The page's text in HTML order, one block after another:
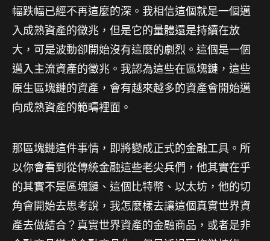
幅跌幅已經不再這麼的深。我相信這個就是一個邁
入成熟資產的徵兆，但是它的量體還是持續在放
大，可是波動卻開始沒有這麼的劇烈。這個是一個
邁入主流資產的徵兆。我認為這些在區塊鏈，這些
原生區塊鏈的資產，會有越來越多的資產會開始邁
向成熟資產的範疇裡面。
那區塊鏈這件事情，即將變成正式的金融工具。所
以你會看到從傳統金融這些老尖兵們，他其實在乎
的其實不是區塊鏈、這個比特幣、以太坊，他的切
角會開始去思考說，我怎麼樣去讓這個真實世界資
產去做結合？真實世界資產的金融商品，或者是非